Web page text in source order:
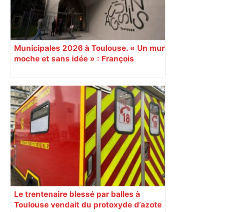
Municipales 2026 à Toulouse. « Un mur
moche et sans idée » : François
Augustins
Le trentenaire blessé par balles à
Toulouse vendait du protoxyde d’azote